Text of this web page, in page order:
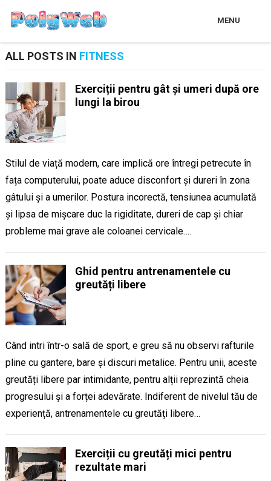
MENU
ALL POSTS IN FITNESS
Exerciții pentru gât și umeri după ore
lungi la birou
Stilul de viață modern, care implică ore întregi petrecute în
fața computerului, poate aduce disconfort și dureri în zona
gâtului și a umerilor. Postura incorectă, tensiunea acumulată
și lipsa de mișcare duc la rigiditate, dureri de cap și chiar
probleme mai grave ale coloanei cervicale….
Ghid pentru antrenamentele cu
greutăți libere
Când intri într-o sală de sport, e greu să nu observi rafturile
pline cu gantere, bare și discuri metalice. Pentru unii, aceste
greutăți libere par intimidante, pentru alții reprezintă cheia
progresului și a forței adevărate. Indiferent de nivelul tău de
experiență, antrenamentele cu greutăți libere…
Exerciții cu greutăți mici pentru
rezultate mari